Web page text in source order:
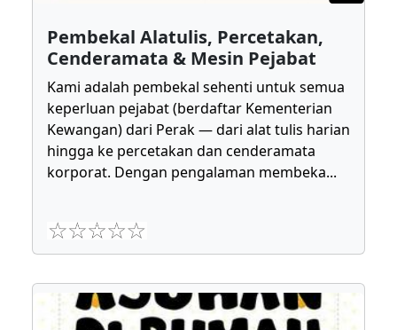
Pembekal Alatulis, Percetakan,
Cenderamata & Mesin Pejabat
Kami adalah pembekal sehenti untuk semua
keperluan pejabat (berdaftar Kementerian
Kewangan) dari Perak — dari alat tulis harian
hingga ke percetakan dan cenderamata
korporat. Dengan pengalaman membeka...